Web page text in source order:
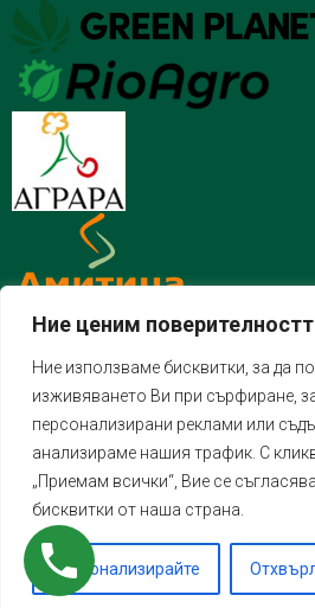
Ние ценим
Ние използваме бисквитки, за да
изживяването Ви при сърфиране,
персонализирани реклами или
анализираме нашия трафик. С
„Приемам всички“, Вие се
бисквитки от наша страна.
Персонализирайте